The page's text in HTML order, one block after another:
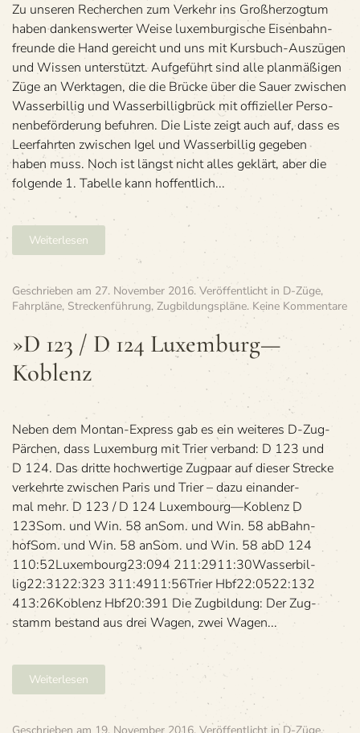
zwi­
schen
Deutsch­
land
und
Luxemburg
Zu unse­ren Recher­chen zum Ver­kehr ins Groß­her­zog­tum
haben dan­kens­wer­ter Weise luxem­bur­gi­sche Eisen­bahn­
freunde die Hand gereicht und uns mit Kurs­buch-Aus­zü­gen
und Wis­sen unter­stützt. Auf­ge­führt sind alle plan­mä­ßi­gen
Züge an Werk­ta­gen, die die Brü­cke über die Sauer zwi­schen
Was­ser­bil­lig und Was­ser­bil­lig­brück mit offi­zi­el­ler Per­so­
nen­be­för­de­rung befuh­ren. Die Liste zeigt auch auf, dass es
Leer­fahr­ten zwi­schen Igel und Was­ser­bil­lig gege­ben
haben muss. Noch ist längst nicht alles geklärt, aber die
fol­gende 1. Tabelle kann hof­fent­lich...
Weiterlesen
Geschrieben am 27. November 2016. Veröffentlicht in D-Züge,
Fahrpläne, Streckenführung, Zugbildungspläne. Keine Kommentarezu
»D 123 / D 124 Luxemburg—
Koblenz
Neben dem Mon­tan-Express gab es ein wei­te­res D-Zug-
Pär­chen, dass Luxem­burg mit Trier ver­band: D 123 und
D 124. Das dritte hoch­wer­tige Zug­paar auf die­ser Stre­cke
ver­kehrte zwi­schen Paris und Trier – dazu ein­an­der­
mal mehr. D 123 / D 124 Luxembourg—Koblenz D
123Som. und Win. 58 anSom. und Win. 58 abBahn­
hofSom. und Win. 58 anSom. und Win. 58 abD 124
110:52Luxem­bourg23:094 211:2911:30Was­ser­bil­
lig22:3122:323 311:4911:56Trier Hbf22:0522:132
413:26Koblenz Hbf20:391 Die Zug­bil­dung: Der Zug­
stamm bestand aus drei Wagen, zwei Wagen...
Weiterlesen